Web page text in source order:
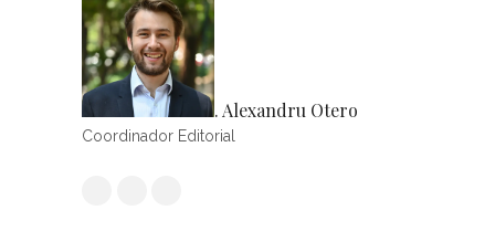
. Alexandru Otero
Coordinador Editorial